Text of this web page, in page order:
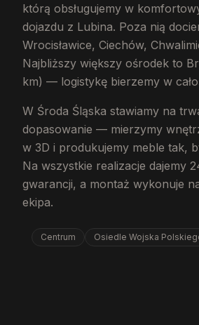
którą obsługujemy w
dojazdu z Lubina. Poza nią
Wrocisławice, Ciechów,
Najbliższy większy ośrodek to
km) — logistykę bierzemy w
W Środa Śląska stawiamy na
dopasowanie — mierzymy
w 3D i produkujemy meble tak,
Na wszystkie realizacje dajemy
gwarancji, a montaż wykonuje
ekipa.
Centrum Osiedle Wojska